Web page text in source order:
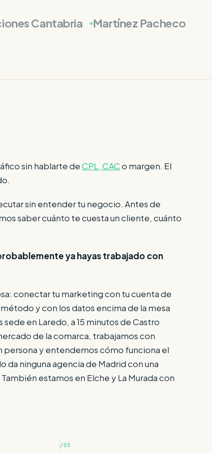
Cantabria
Martínez Pacheco
sin hablarte deCPL, CACo margen. El
sin entender tu negocio. Antes de
saber cuánto te cuesta un cliente, cuánto
ya hayas trabajado con
conectar tu marketing con tu cuenta de
y con los datos encima de la mesa
en Laredo, a 15 minutos de Castro
de la comarca, trabajamos con
persona y entendemos cómo funciona el
da ninguna agencia de Madrid con una
estamos en Elche y La Murada con
/05